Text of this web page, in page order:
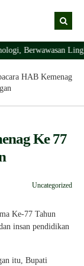
Berwawasan
HAB Kemenag
Ke 77
Uncategorized
Ke-77 Tahun
insan pendidikan
itu, Bupati